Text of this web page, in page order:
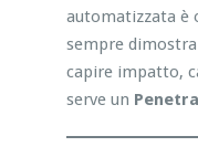
automatizzata è
sempre
capire impatto,
serve un